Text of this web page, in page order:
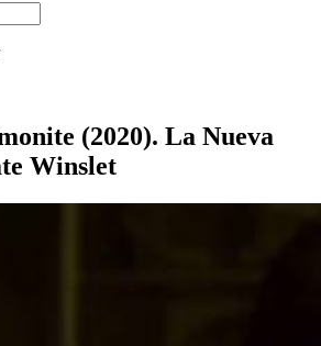
(2020). La Nueva
Winslet